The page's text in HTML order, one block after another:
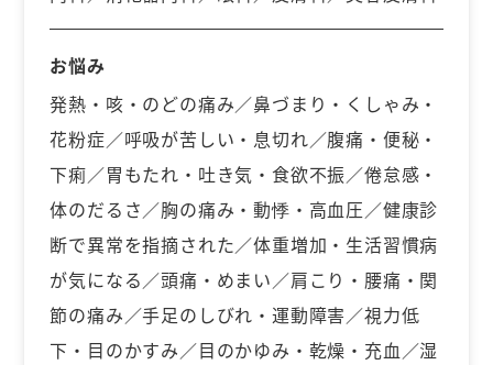
お悩み
発熱・咳・のどの痛み／鼻づまり・くしゃみ・
花粉症／呼吸が苦しい・息切れ／腹痛・便秘・
下痢／胃もたれ・吐き気・食欲不振／倦怠感・
体のだるさ／胸の痛み・動悸・高血圧／健康診
断で異常を指摘された／体重増加・生活習慣病
が気になる／頭痛・めまい／肩こり・腰痛・関
節の痛み／手足のしびれ・運動障害／視力低
下・目のかすみ／目のかゆみ・乾燥・充血／湿